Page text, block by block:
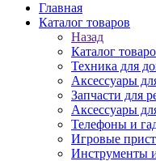
Главная
Каталог товаров
Назад
Каталог
Техника для
Аксессуары
Запчасти для
Аксессуары
Телефоны и
Игровые
Инструменты